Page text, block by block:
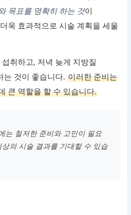
목표를 명확히 하는 것이
욱 효과적으로 시술 계획을 세울
취하고, 저녁 늦게 지방질
는 것이 좋습니다.이러한 준비는
큰 역할을 할 수 있습니다.
는 철저한 준비와 고민이 필요
의 시술 결과를 기대할 수 있습